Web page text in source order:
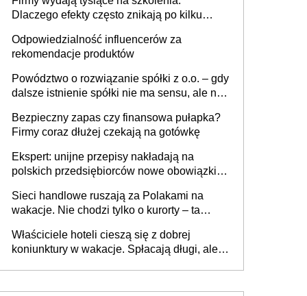
firmie
Dlaczego efekty często znikają po kilku
Odpowiedzialność influencerów za
rekomendacje produktów
Powództwo o rozwiązanie spółki z o.o. – gdy
dalsze istnienie spółki nie ma sensu, ale nie
Bezpieczny zapas czy finansowa pułapka?
Firmy coraz dłużej czekają na gotówkę
Ekspert: unijne przepisy nakładają na
polskich przedsiębiorców nowe obowiązki w
Sieci handlowe ruszają za Polakami na
wakacje. Nie chodzi tylko o kurorty – ta
tam, gdzie wielu spędzi urlop po cichu
Właściciele hoteli cieszą się z dobrej
koniunktury w wakacje. Spłacają długi, ale